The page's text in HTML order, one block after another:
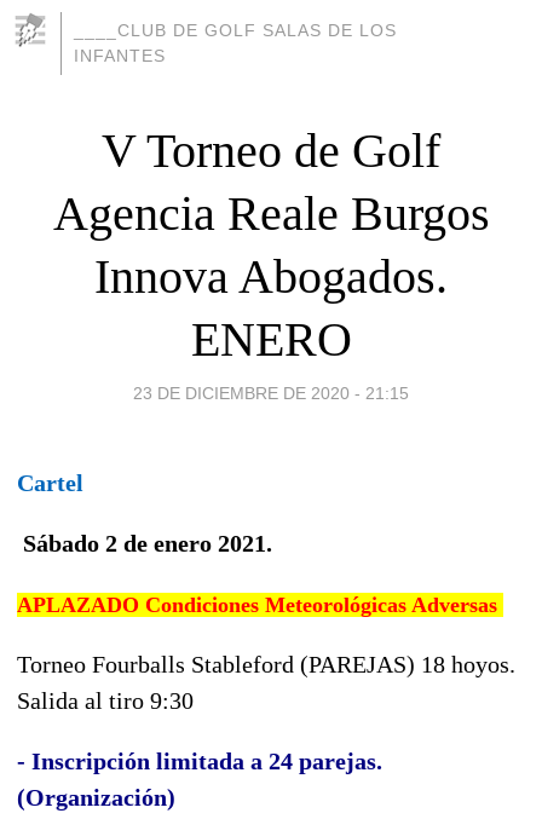
____CLUB DE GOLF SALAS DE LOS
INFANTES
V Torneo de Golf
Agencia Reale Burgos
Innova Abogados.
ENERO
23 DE DICIEMBRE DE 2020 - 21:15
Cartel
Sábado 2 de enero 2021.
APLAZADO Condiciones Meteorológicas Adversas
Torneo Fourballs Stableford (PAREJAS) 18 hoyos.
Salida al tiro 9:30
- Inscripción limitada a 24 parejas.
(Organización)